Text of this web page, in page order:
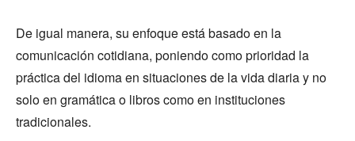
De igual manera, su enfoque está basado en la
comunicación cotidiana, poniendo como prioridad la
práctica del idioma en situaciones de la vida diaria y no
solo en gramática o libros como en instituciones
tradicionales.